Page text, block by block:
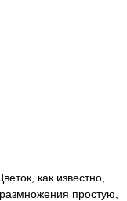
как известно,
простую,